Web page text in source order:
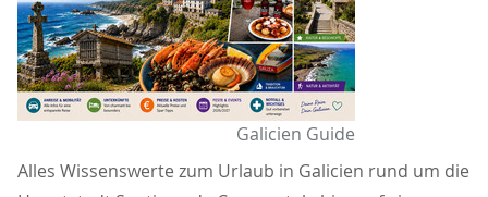
Galicien Guide
Alles Wissenswerte zum Urlaub in Galicien rund um die